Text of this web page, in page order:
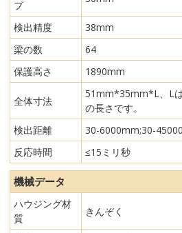
プ
検出精度
38mm
梁の数
64
保護高さ
1890mm
全体寸法
51mm*35mm*L、L
の長さです。
検出距離
30-6000mm;30-
反応時間
≤15ミリ秒
機械データ
ハウジング材
質
きんぞく